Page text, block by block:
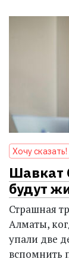
Хочу сказать!
Шавкат
будут
Страшная
Алматы,
упали две
вспомнить